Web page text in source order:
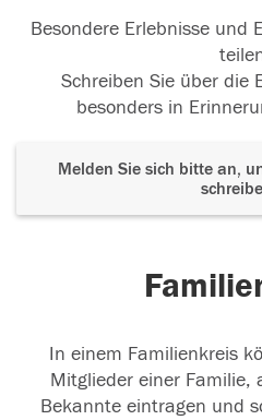
Besondere Erlebnisse und
Schreiben Sie über die
besonders in
Melden Sie sich bitte an,
In einem Familienkreis
Mitglieder einer Familie,
Bekannte eintragen und